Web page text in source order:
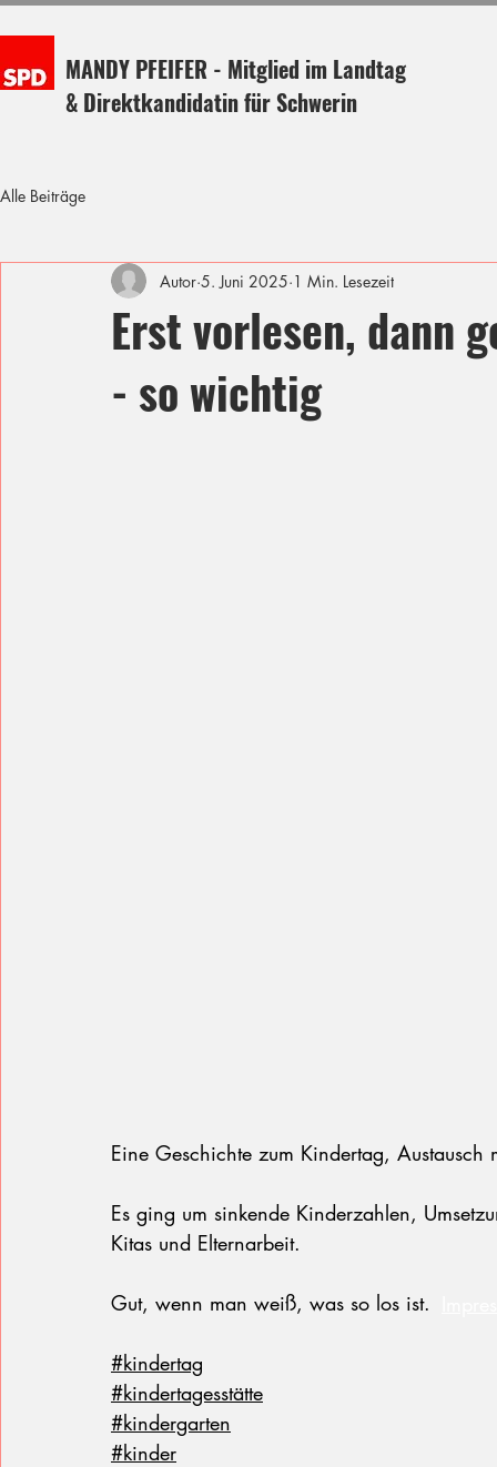
MANDY PFEIFER - Mitglied im Landtag
& Direktkandidatin für Schwerin
Alle Beiträge
Erst vorlesen, dann
- so wichtig
Autor 5. Juni 2025 1 Min. Lesezeit
Eine Geschichte zum Kindertag, Austausch
Es ging um sinkende Kinderzahlen,
Kitas und Elternarbeit.
Gut, wenn man weiß, was so los ist.
#kindertag
#kindertagesstätte
#kindergarten
#kinder